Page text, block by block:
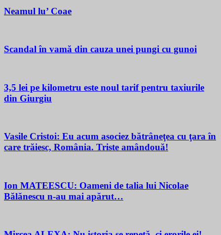
Neamul lu’ Coae
Scandal în vamă din cauza unei pungi cu gunoi
3,5 lei pe kilometru este noul tarif pentru taxiurile
din Giurgiu
Vasile Cristoi: Eu acum asociez bătrâneţea cu ţara în
care trăiesc, România. Triste amândouă!
Ion MATEESCU: Oameni de talia lui Nicolae
Bălănescu n-au mai apărut…